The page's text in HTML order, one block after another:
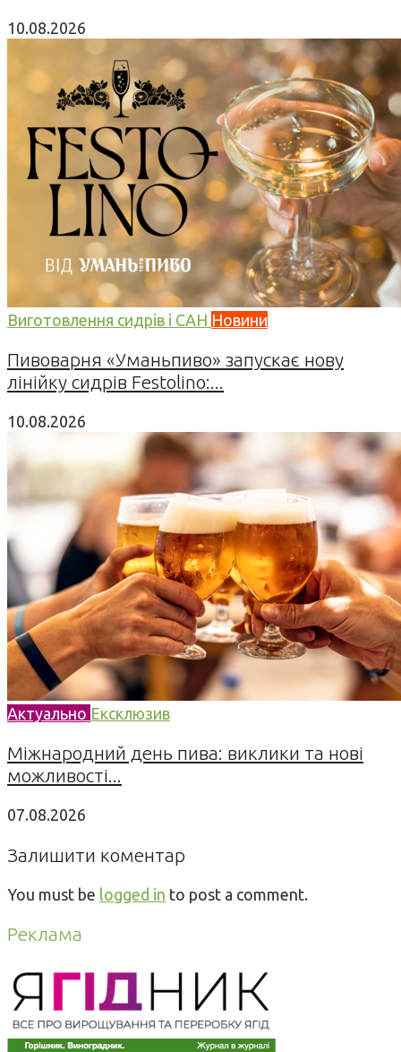
10.08.2026
Виготовлення сидрів і САН Новини
Пивоварня «Уманьпиво» запускає нову
лінійку сидрів Festolino:...
10.08.2026
Актуально Ексклюзив
Міжнародний день пива: виклики та нові
можливості...
07.08.2026
Залишити коментар
You must be logged in to post a comment.
Реклама